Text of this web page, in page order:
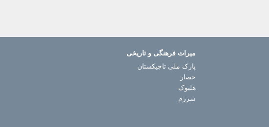
میراث فرهنگی و تاریخی
پارک ملی تاجیکستان
حصار
هلبوک
سرزم